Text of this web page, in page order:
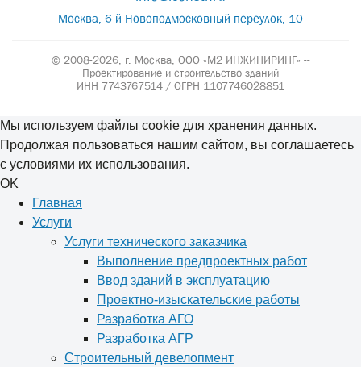
Москва, 6-й Новоподмосковный переулок, 10
© 2008-2026, г. Москва, ООО «М2 ИНЖИНИРИНГ» --
Проектирование и строительство зданий
ИНН 7743767514 / ОГРН 1107746028851
Мы используем файлы cookie для хранения данных.
Продолжая пользоваться нашим сайтом, вы соглашаетесь
с условиями их использования.
OK
Главная
Услуги
Услуги технического заказчика
Выполнение предпроектных работ
Ввод зданий в эксплуатацию
Проектно-изыскательские работы
Разработка АГО
Разработка АГР
Строительный девелопмент